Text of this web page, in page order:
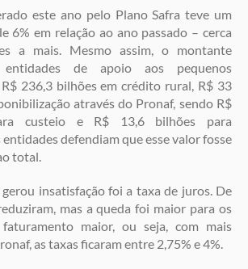
este ano pelo Plano Safra teve um
6% em relação ao ano passado – cerca
a mais. Mesmo assim, o montante
entidades de apoio aos pequenos
236,3 bilhões em crédito rural, R$ 33
através do Pronaf, sendo R$
custeio e R$ 13,6 bilhões para
defendiam que esse valor fosse
total.
insatisfação foi a taxa de juros. De
mas a queda foi maior para os
maior, ou seja, com mais
as taxas ficaram entre 2,75% e 4%.